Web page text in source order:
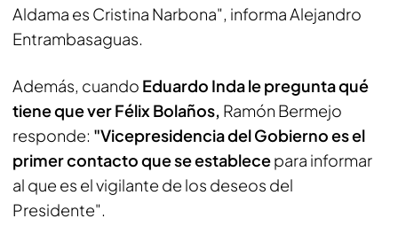
Aldama es Cristina Narbona", informa Alejandro
Entrambasaguas.
Además, cuando Eduardo Inda le pregunta qué
tiene que ver Félix Bolaños, Ramón Bermejo
responde: "Vicepresidencia del Gobierno es el
primer contacto que se establecepara informar
al que es el vigilante de los deseos del
Presidente".